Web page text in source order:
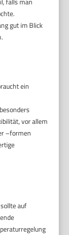
gut im Blick
ein
vor allem
–formen
auf